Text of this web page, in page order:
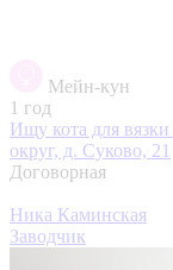
Мейн-кун
1 год
Ищу кота для вязки
округ, д. Суково, 21
Договорная
Ника Каминская
Заводчик